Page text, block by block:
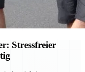
Stressfreier